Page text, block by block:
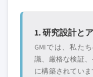
1. 研究設計と
GMIでは、私た
識、厳格な検証
に構築されてい